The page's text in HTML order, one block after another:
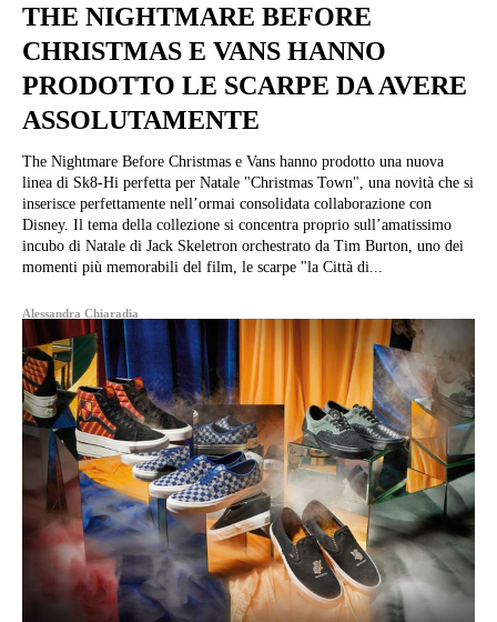
THE NIGHTMARE BEFORE
CHRISTMAS E VANS HANNO
PRODOTTO LE SCARPE DA AVERE
ASSOLUTAMENTE
The Nightmare Before Christmas e Vans hanno prodotto una nuova
linea di Sk8-Hi perfetta per Natale "Christmas Town", una novità che si
inserisce perfettamente nell’ormai consolidata collaborazione con
Disney. Il tema della collezione si concentra proprio sull’amatissimo
incubo di Natale di Jack Skeletron orchestrato da Tim Burton, uno dei
momenti più memorabili del film, le scarpe "la Città di...
Alessandra Chiaradia